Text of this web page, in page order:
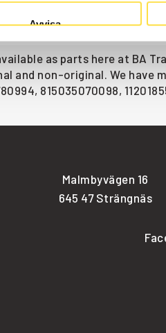
Avvisa
as parts here at BA
and non-original. We
815035070098,
Malmbyvägen 16
645 47 Strängnäs